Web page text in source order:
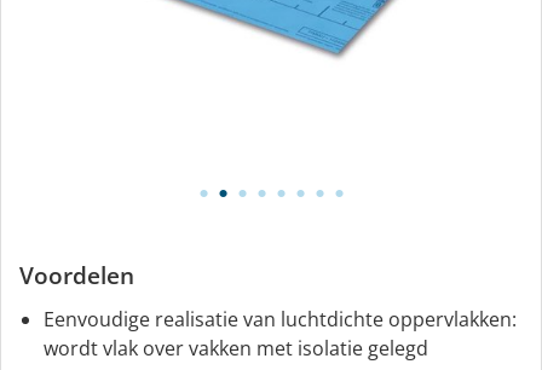
Voordelen
Eenvoudige realisatie van luchtdichte oppervlakken:
wordt vlak over vakken met isolatie gelegd